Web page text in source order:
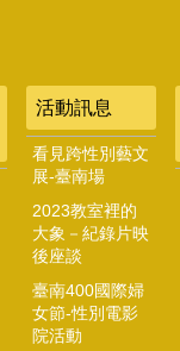
活動訊息
看見跨性別藝文
展-臺南場
2023教室裡的
大象－紀錄片映
後座談
臺南400國際婦
女節-性別電影
院活動